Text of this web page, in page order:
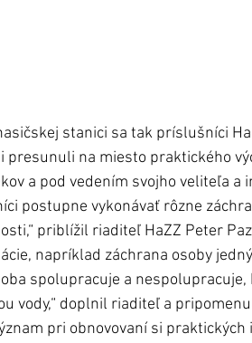
stanici sa tak príslušníci
presunuli na miesto praktického
a pod vedením svojho veliteľa a
postupne vykonávať rôzne
priblížil riaditeľ HaZZ Peter
napríklad záchrana osoby
spolupracuje a nespolupracuje,
vody,“ doplnil riaditeľ a
pri obnovovaní si praktických